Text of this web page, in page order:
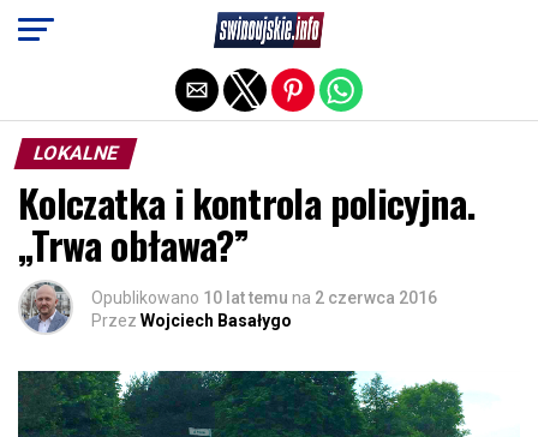
LOKALNE
Kolczatka i kontrola policyjna.
„Trwa obława?”
Opublikowano 10 lat temu na 2 czerwca 2016
Przez Wojciech Basałygo
Exit mobile version